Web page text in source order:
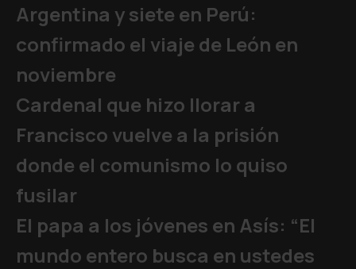
Argentina y siete en Perú:
confirmado el viaje de León en
noviembre
Cardenal que hizo llorar a
Francisco vuelve a la prisión
donde el comunismo lo quiso
fusilar
El papa a los jóvenes en Asís: “El
mundo entero busca en ustedes